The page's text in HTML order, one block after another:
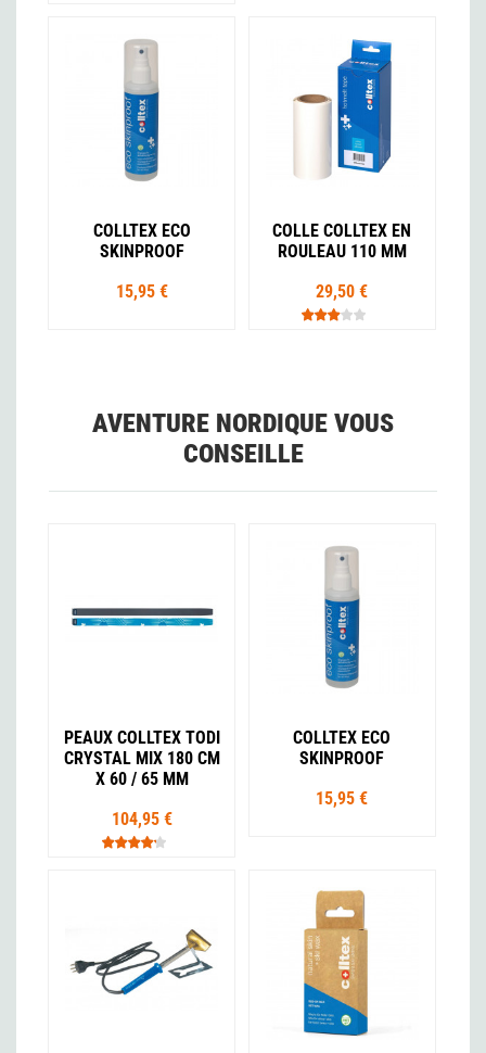
COLLTEX ECO
SKINPROOF
15,95 €
COLLE COLLTEX EN
ROULEAU 110 MM
29,50 €
AVENTURE NORDIQUE VOUS
CONSEILLE
PEAUX COLLTEX TODI
CRYSTAL MIX 180 CM
X 60 / 65 MM
104,95 €
COLLTEX ECO
SKINPROOF
15,95 €